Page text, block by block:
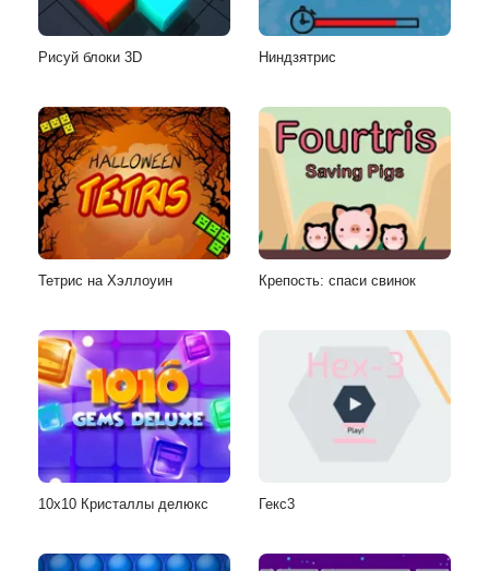
Рисуй блоки 3D Ниндзятрис
Тетрис на Хэллоуин Крепость: спаси свинок
10х10 Кристаллы делюкс Гекс3